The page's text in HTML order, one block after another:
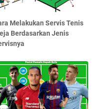
Melakukan Servis Tenis
Berdasarkan Jenis